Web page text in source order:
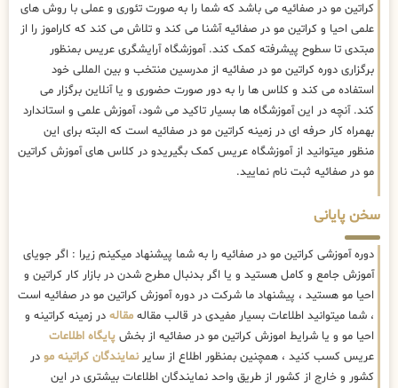
کراتین مو در صفائیه می باشد که شما را به صورت تئوری و عملی با روش های
علمی احیا و کراتین مو در صفائیه آشنا می کند و تلاش می کند که کاراموز را از
مبتدی تا سطوح پیشرفته کمک کند. آموزشگاه آرایشگری عریس بمنظور
برگزاری دوره کراتین مو در صفائیه از مدرسین منتخب و بین المللی خود
استفاده می کند و کلاس ها را به دور صورت حضوری و یا آنلاین برگزار می
کند. آنچه در این آموزشگاه ها بسیار تاکید می شود، آموزش علمی و استاندارد
بهمراه کار حرفه ای در زمینه کراتین مو در صفائیه است که البته برای این
منظور میتوانید از آموزشگاه عریس کمک بگیریدو در کلاس های آموزش کراتین
مو در صفائیه ثبت نام نمایید.
سخن پایانی
دوره آموزشی کراتین مو در صفائیه را به شما پیشنهاد میکینم زیرا : اگر جویای
آموزش جامع و کامل هستید و یا اگر بدنبال مطرح شدن در بازار کار کراتین و
احیا مو هستید ، پیشنهاد ما شرکت در دوره آموزش کراتین مو در صفائیه است
، شما میتوانید اطلاعات بسیار مفیدی در قالب مقاله مقاله در زمینه کراتینه و
احیا مو و یا شرایط اموزش کراتین مو در صفائیه از بخش پایگاه اطلاعات
عریس کسب کنید ، همچنین بمنظور اطلاع از سایرنمایندگان کراتینه مو در
کشور و خارج از کشور از طریق واحد نمایندگان اطلاعات بیشتری در این